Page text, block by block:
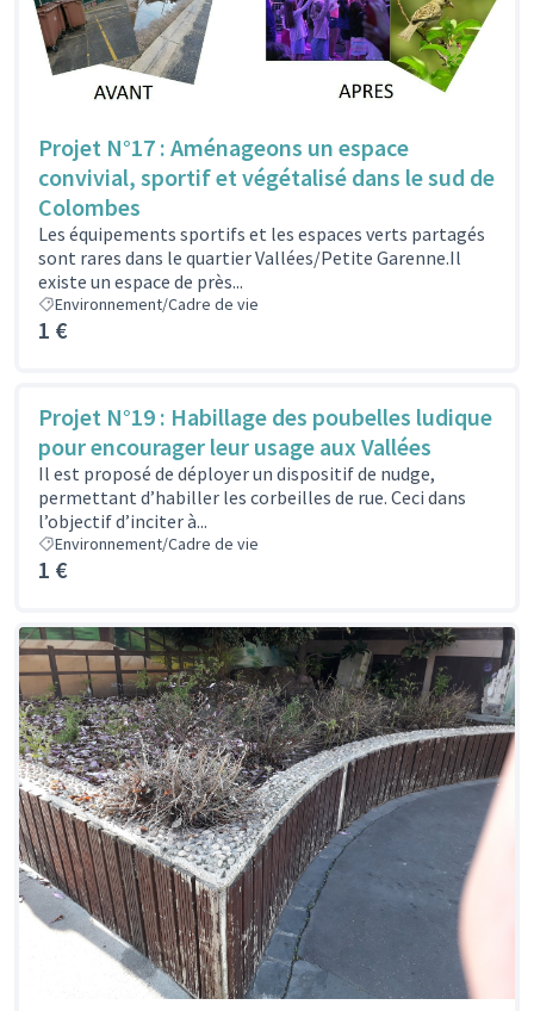
Projet N°17 : Aménageons un espace
convivial, sportif et végétalisé dans le sud de
Colombes
Les équipements sportifs et les espaces verts partagés
sont rares dans le quartier Vallées/Petite Garenne.Il
existe un espace de près...
Environnement/Cadre de vie
1 €
Projet N°19 : Habillage des poubelles ludique
pour encourager leur usage aux Vallées
Il est proposé de déployer un dispositif de nudge,
permettant d’habiller les corbeilles de rue. Ceci dans
l’objectif d’inciter à...
Environnement/Cadre de vie
1 €